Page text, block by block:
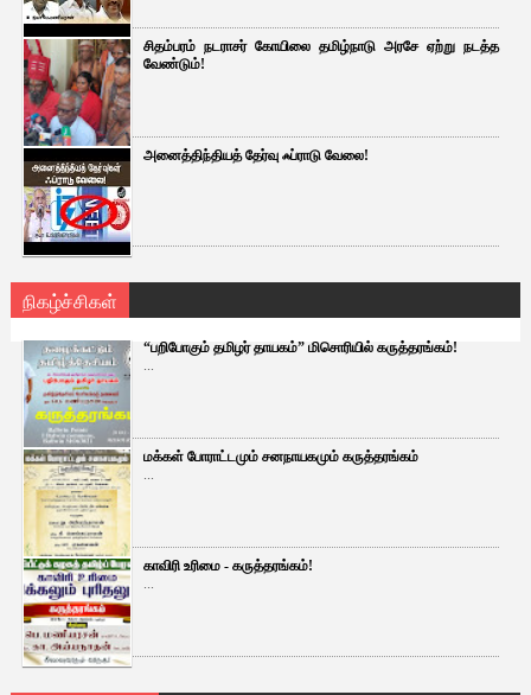
சிதம்பரம் நடராசர் கோயிலை தமிழ்நாடு அரசே ஏற்று நடத்த
வேண்டும்!
அனைத்திந்தியத் தேர்வு ஃப்ராடு வேலை!
நிகழ்ச்சிகள்
“பறிபோகும் தமிழர் தாயகம்” மிசொரியில் கருத்தரங்கம்!
...
மக்கள் போராட்டமும் சனநாயகமும் கருத்தரங்கம்
...
காவிரி உரிமை - கருத்தரங்கம்!
...